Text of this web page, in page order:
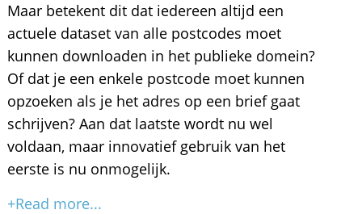
Maar betekent dit dat iedereen altijd een
actuele dataset van alle postcodes moet
kunnen downloaden in het publieke domein?
Of dat je een enkele postcode moet kunnen
opzoeken als je het adres op een brief gaat
schrijven? Aan dat laatste wordt nu wel
voldaan, maar innovatief gebruik van het
eerste is nu onmogelijk.
+Read more...